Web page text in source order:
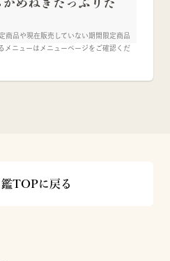
めねぎたっぷりだ
商品や現在販売していない期間限定商品
メニューはメニューページをご確認くだ
TOPに戻る